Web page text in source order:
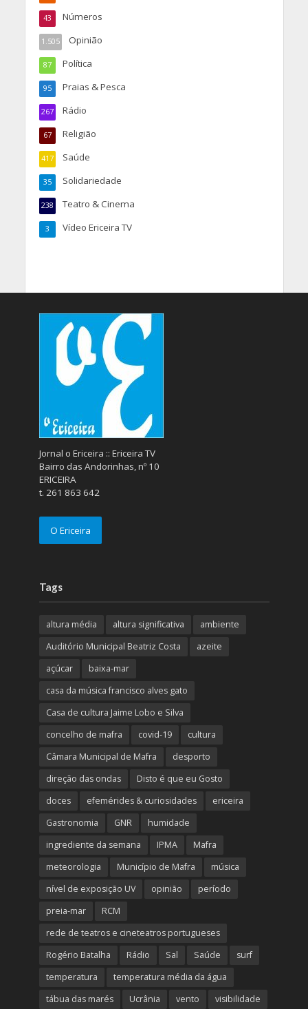
Números
43
Opinião
1.505
Política
87
Praias & Pesca
95
Rádio
267
Religião
67
Saúde
417
Solidariedade
35
Teatro & Cinema
238
Vídeo Ericeira TV
3
Jornal o Ericeira :: Ericeira TV
Bairro das Andorinhas, nº 10
ERICEIRA
t. 261 863 642
O Ericeira
Tags
altura média altura significativa
ambiente
Auditório Municipal Beatriz Costa
azeite
açúcar
baixa-mar
casa da música francisco alves gato
Casa de cultura Jaime Lobo e Silva
concelho de mafra
covid-19
cultura
Câmara Municipal de Mafra
desporto
direção das ondas
Disto é que eu Gosto
doces
efemérides & curiosidades
ericeira
Gastronomia
GNR
humidade
ingrediente da semana
IPMA
Mafra
meteorologia
Município de Mafra
música
nível de exposição UV
opinião
período
preia-mar
RCM
rede de teatros e cineteatros portugueses
Rogério Batalha
Rádio Sal Saúde
surf
temperatura
temperatura média da água
tábua das marés
Ucrânia vento visibilidade